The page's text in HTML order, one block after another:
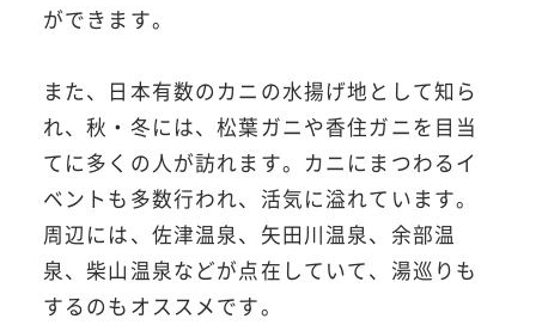
ができます。
また、日本有数のカニの水揚げ地として知ら
れ、秋・冬には、松葉ガニや香住ガニを目当
てに多くの人が訪れます。カニにまつわるイ
ベントも多数行われ、活気に溢れています。
周辺には、佐津温泉、矢田川温泉、余部温
泉、柴山温泉などが点在していて、湯巡りも
するのもオススメです。